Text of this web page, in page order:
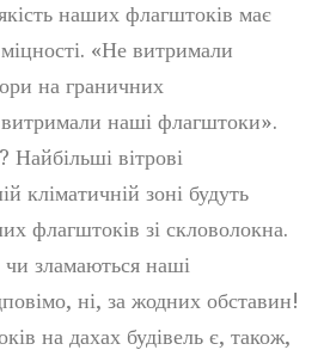
наших флагштоків має
«Не витримали
на граничних
наші флагштоки».
вітрові
кліматичній зоні будуть
флагштоків зі скловолокна.
зламаються наші
ні, за жодних обставин!
на дахах будівель є, також,